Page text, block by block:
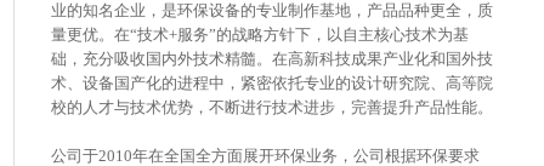
业的知名企业，是环保设备的专业制作基地，产品品种更全，质
量更优。在“技术+服务”的战略方针下，以自主核心技术为基
础，充分吸收国内外技术精髓。在高新科技成果产业化和国外技
术、设备国产化的进程中，紧密依托专业的设计研究院、高等院
校的人才与技术优势，不断进行技术进步，完善提升产品性能。
公司于2010年在全国全方面展开环保业务，公司根据环保要求